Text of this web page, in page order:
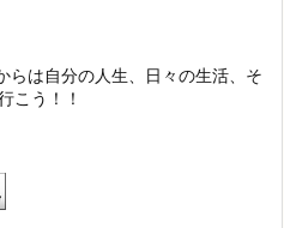
らは自分の人生、日々の生活、そ
こう！！